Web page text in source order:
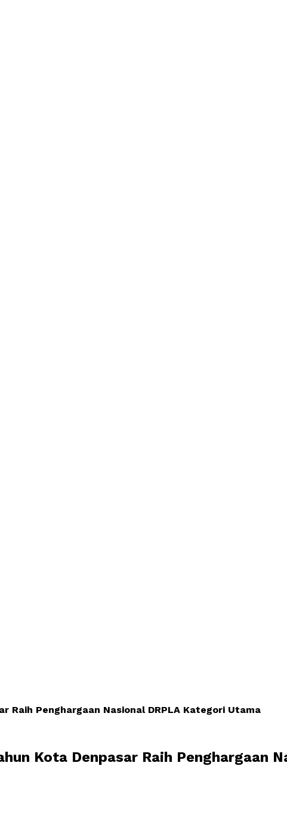
Raih Penghargaan Nasional DRPLA Kategori Utama
Kota Denpasar Raih Penghargaan